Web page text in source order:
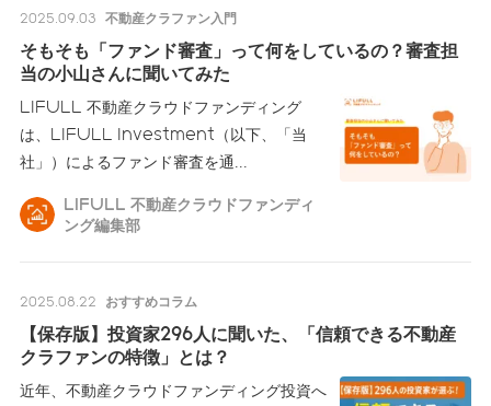
2025.09.03 不動産クラファン入門
そもそも「ファンド審査」って何をしているの？審査担
当の小山さんに聞いてみた
LIFULL 不動産クラウドファンディング
は、LIFULL Investment（以下、「当
社」）によるファンド審査を通
LIFULL 不動産クラウドファンディ
ング編集部
2025.08.22 おすすめコラム
【保存版】投資家296人に聞いた、「信頼できる不動産
クラファンの特徴」とは？
近年、不動産クラウドファンディング投資へ